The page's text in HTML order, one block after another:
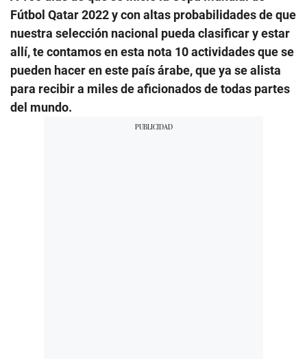
Fútbol Qatar 2022 y con altas probabilidades de que
nuestra selección nacional pueda clasificar y estar
allí, te contamos en esta nota 10 actividades que se
pueden hacer en este país árabe, que ya se alista
para recibir a miles de aficionados de todas partes
del mundo.